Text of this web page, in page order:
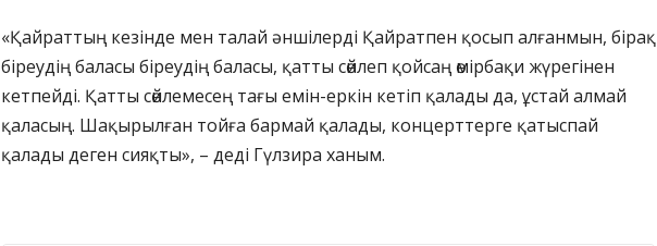
«Қайраттың кезінде мен талай әншілерді Қайратпен қосып алғанмын, бірақ
біреудің баласы біреудің баласы, қатты сөйлеп қойсаң өмірбақи жүрегінен
кетпейді. Қатты сөйлемесең тағы емін-еркін кетіп қалады да, ұстай алмай
қаласың. Шақырылған тойға бармай қалады, концерттерге қатыспай
қалады деген сияқты», – деді Гүлзира ханым.